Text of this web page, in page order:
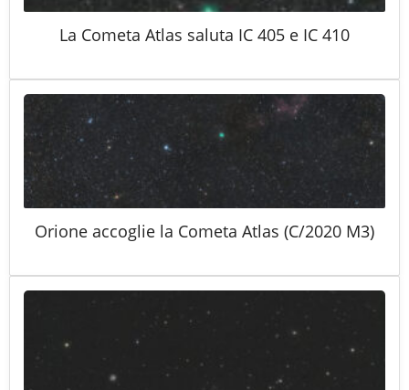
La Cometa Atlas saluta IC 405 e IC 410
Orione accoglie la Cometa Atlas (C/2020 M3)